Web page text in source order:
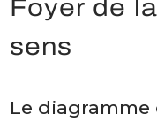
Foyer de
sens
Le diagramme